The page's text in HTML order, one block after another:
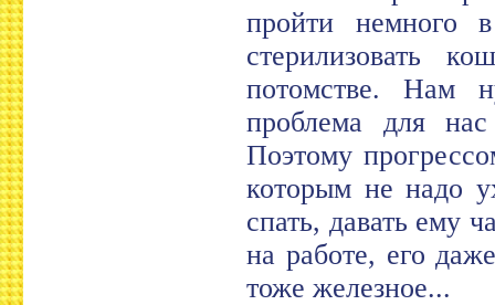
пройти немного
стерилизовать
потомстве. Нам
проблема для
Поэтому
которым не надо
спать, давать ему
на работе, его
тоже железное...